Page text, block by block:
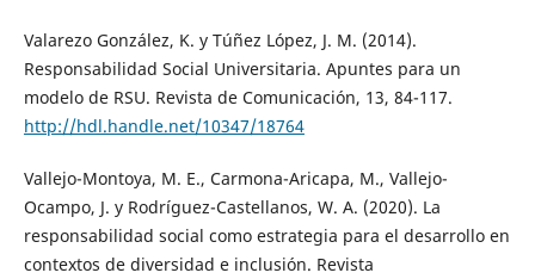
Valarezo González, K. y Túñez López, J. M. (2014).
Responsabilidad Social Universitaria. Apuntes para un
modelo de RSU. Revista de Comunicación, 13, 84-117.
http://hdl.handle.net/10347/18764
Vallejo-Montoya, M. E., Carmona-Aricapa, M., Vallejo-
Ocampo, J. y Rodríguez-Castellanos, W. A. (2020). La
responsabilidad social como estrategia para el desarrollo en
contextos de diversidad e inclusión. Revista